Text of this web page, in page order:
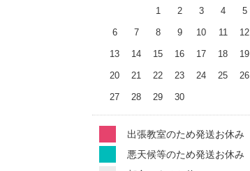
1
2 3 4 5
6 7 8 9 10 11 12
13 14 15 16 17 18 19
20 21 22 23 24 25 26
27 28 29 30
出張教室のため発送お休み
悪天候等のため発送お休み